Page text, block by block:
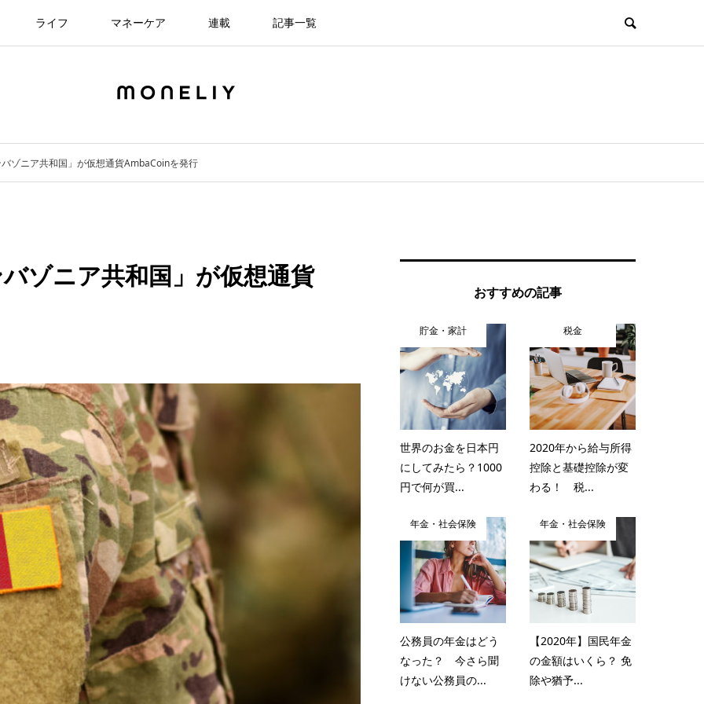
ライフ マネーケア 連載 記事一覧
ゾニア共和国」が仮想通貨AmbaCoinを発行
ゾニア共和国」が仮想通貨
おすすめの記事
貯金・家計
世界のお金を日本円
にしてみたら？1000
円で何が買...
税金
2020年から給与所得
控除と基礎控除が変
わる！ 税...
年金・社会保険
公務員の年金はどう
なった？ 今さら聞
けない公務員の...
年金・社会保険
【2020年】国民年金
の金額はいくら？ 免
除や猶予...